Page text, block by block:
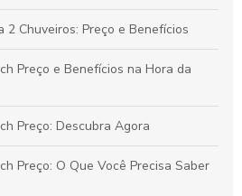
2 Chuveiros: Preço e Benefícios
Preço e Benefícios na Hora da
Preço: Descubra Agora
Preço: O Que Você Precisa Saber